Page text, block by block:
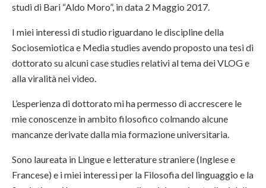
studi di Bari “Aldo Moro”, in data 2 Maggio 2017.
I miei interessi di studio riguardano le discipline della
Sociosemiotica e Media studies avendo proposto una tesi di
dottorato su alcuni case studies relativi al tema dei VLOG e
alla viralità nei video.
L’esperienza di dottorato mi ha permesso di accrescere le
mie conoscenze in ambito filosofico colmando alcune
mancanze derivate dalla mia formazione universitaria.
Sono laureata in Lingue e letterature straniere (Inglese e
Francese) e i miei interessi per la Filosofia del linguaggio e la